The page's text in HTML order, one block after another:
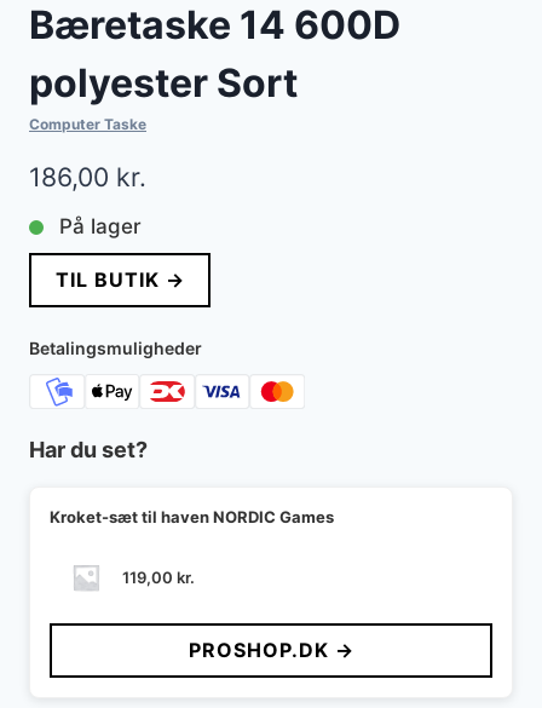
Bæretaske 14 600D
polyester Sort
Computer Taske
186,00 kr.
På lager
TIL BUTIK →
Betalingsmuligheder
Har du set?
Kroket-sæt til haven NORDIC Games
119,00 kr.
PROSHOP.DK →